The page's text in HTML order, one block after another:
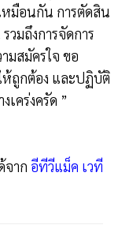
หมือนกัน การตัดสิน
วมถึงการจัดการ
มสมัครใจ ขอ
ห้ถูกต้อง และปฏิบัติ
เคร่งครัด ”
จาก อีทีวีแม็ค เวที